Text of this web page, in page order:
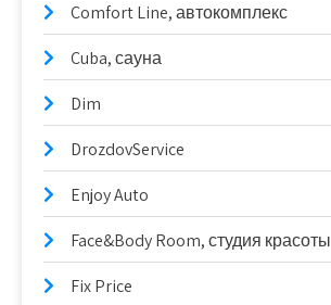
Comfort Line, автокомплекс
Cuba, сауна
Dim
DrozdovService
Enjoy Auto
Face&Body Room, студия красоты
Fix Price